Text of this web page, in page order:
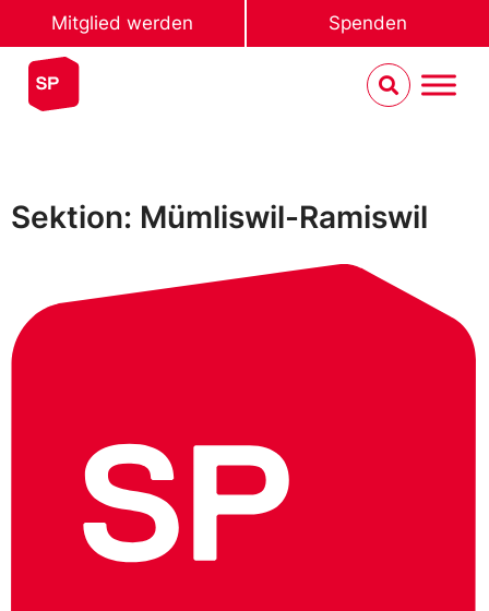
Mitglied werden Spenden
Sektion: Mümliswil-Ramiswil